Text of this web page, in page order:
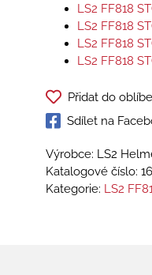
LS2 FF818
LS2 FF818
LS2 FF818
LS2 FF818
Přidat do
Sdílet na
Výrobce: LS2
Katalogové číslo:
Kategorie: LS2